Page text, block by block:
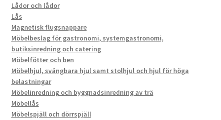
Lådor och lådor
Lås
Magnetisk flugsnappare
Möbelbeslag för gastronomi, systemgastronomi,
butiksinredning och catering
Möbelfötter och ben
Möbelhjul, svängbara hjul samt stolhjul och hjul för höga
belastningar
Möbelinredning och byggnadsinredning av trä
Möbellås
Möbelspjäll och dörrspjäll